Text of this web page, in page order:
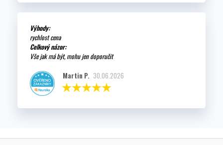
Výhody:
rychlost cena
Celkový názor:
Vše jak má být, mohu jen doporučit
Martin P. 30.06.2026